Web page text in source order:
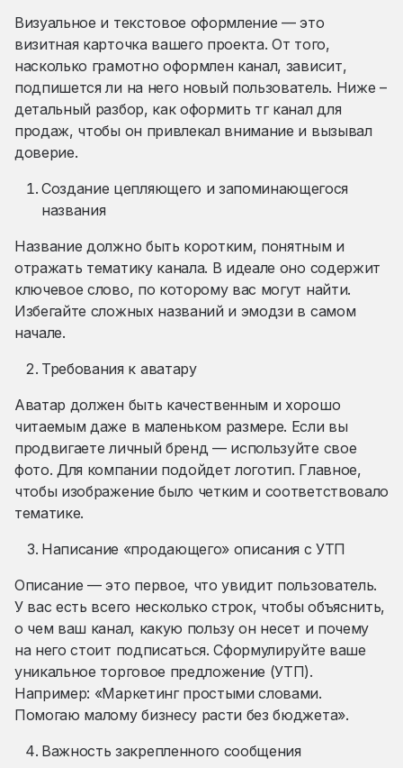
Визуальное и текстовое оформление — это
визитная карточка вашего проекта. От того,
насколько грамотно оформлен канал, зависит,
подпишется ли на него новый пользователь. Ниже –
детальный разбор, как оформить тг канал для
продаж, чтобы он привлекал внимание и вызывал
доверие.
Создание цепляющего и запоминающегося
названия
Название должно быть коротким, понятным и
отражать тематику канала. В идеале оно содержит
ключевое слово, по которому вас могут найти.
Избегайте сложных названий и эмодзи в самом
начале.
Требования к аватару
Аватар должен быть качественным и хорошо
читаемым даже в маленьком размере. Если вы
продвигаете личный бренд — используйте свое
фото. Для компании подойдет логотип. Главное,
чтобы изображение было четким и соответствовало
тематике.
Написание «продающего» описания с УТП
Описание — это первое, что увидит пользователь.
У вас есть всего несколько строк, чтобы объяснить,
о чем ваш канал, какую пользу он несет и почему
на него стоит подписаться. Сформулируйте ваше
уникальное торговое предложение (УТП).
Например: «Маркетинг простыми словами.
Помогаю малому бизнесу расти без бюджета».
Важность закрепленного сообщения